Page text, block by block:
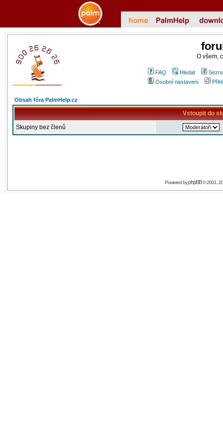
O všem,
FAQ Hledat
Osobní nastavení
Obsah fóra PalmHelp.cz
Vstoupit do
Skupiny bez členů
Powered byphpBB© 2001,